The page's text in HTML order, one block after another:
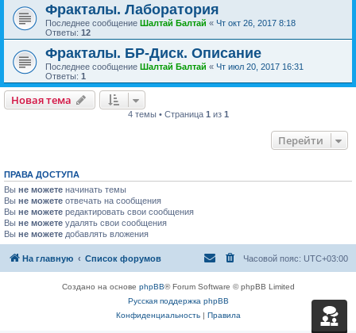
Фракталы. Лаборатория
Последнее сообщение Шалтай Балтай « Чт окт 26, 2017 8:18
Ответы: 12
Фракталы. БР-Диск. Описание
Последнее сообщение Шалтай Балтай « Чт июл 20, 2017 16:31
Ответы: 1
Новая тема
4 темы • Страница 1 из 1
Перейти
ПРАВА ДОСТУПА
Вы не можете начинать темы
Вы не можете отвечать на сообщения
Вы не можете редактировать свои сообщения
Вы не можете удалять свои сообщения
Вы не можете добавлять вложения
На главную Список форумов Часовой пояс: UTC+03:00
Создано на основе phpBB® Forum Software © phpBB Limited
Русская поддержка phpBB
Конфиденциальность| Правила